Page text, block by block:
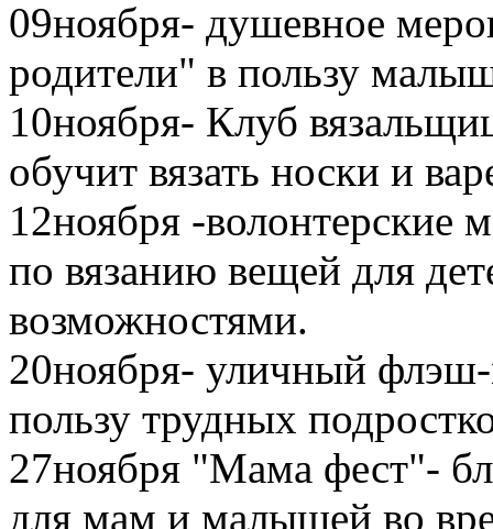
09ноября- душевное
родители" в пользу
10ноября- Клуб
обучит вязать носки и
12ноября -волонтерские
по вязанию вещей для
возможностями.
20ноября- уличный
пользу трудных
27ноября "Мама фест"-
для мам и малышей во